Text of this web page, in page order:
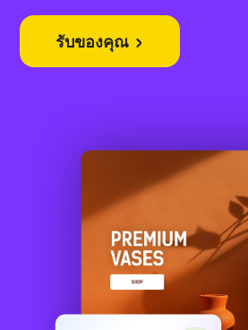
รับของคุณ